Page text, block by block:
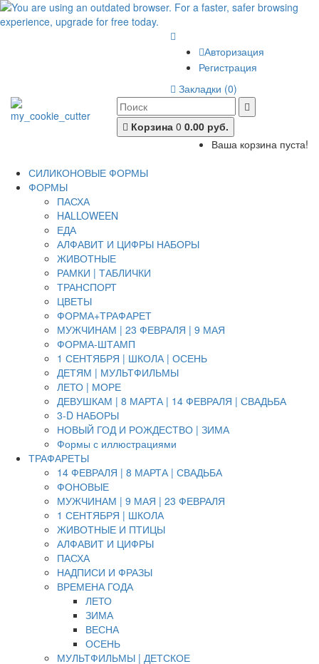
Авторизация
Регистрация
Закладки (0)
Корзина 00.00 руб.
Ваша корзина пуста!
СИЛИКОНОВЫЕ ФОРМЫ
ФОРМЫ
ПАСХА
HALLOWEEN
ЕДА
АЛФАВИТ И ЦИФРЫ НАБОРЫ
ЖИВОТНЫЕ
РАМКИ | ТАБЛИЧКИ
ТРАНСПОРТ
ЦВЕТЫ
ФОРМА+ТРАФАРЕТ
МУЖЧИНАМ | 23 ФЕВРАЛЯ | 9 МАЯ
ФОРМА-ШТАМП
1 СЕНТЯБРЯ | ШКОЛА | ОСЕНЬ
ДЕТЯМ | МУЛЬТФИЛЬМЫ
ЛЕТО | МОРЕ
ДЕВУШКАМ | 8 МАРТА | 14 ФЕВРАЛЯ | СВАДЬБА
3-D НАБОРЫ
НОВЫЙ ГОД И РОЖДЕСТВО | ЗИМА
Формы с иллюстрациями
ТРАФАРЕТЫ
14 ФЕВРАЛЯ | 8 МАРТА | СВАДЬБА
ФОНОВЫЕ
МУЖЧИНАМ | 9 МАЯ | 23 ФЕВРАЛЯ
1 СЕНТЯБРЯ | ШКОЛА
ЖИВОТНЫЕ И ПТИЦЫ
АЛФАВИТ И ЦИФРЫ
ПАСХА
НАДПИСИ И ФРАЗЫ
ВРЕМЕНА ГОДА
ЛЕТО
ЗИМА
ВЕСНА
ОСЕНЬ
МУЛЬТФИЛЬМЫ | ДЕТСКОЕ